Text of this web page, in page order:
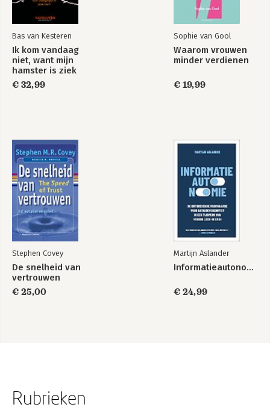
Bas van Kesteren
Ik kom vandaag
niet, want mijn
hamster is ziek
€ 32,99
Sophie van Gool
Waarom vrouwen
minder verdienen
€ 19,99
Stephen Covey
De snelheid van
vertrouwen
€ 25,00
Martijn Aslander
Informatieautonomie
€ 24,99
Rubrieken